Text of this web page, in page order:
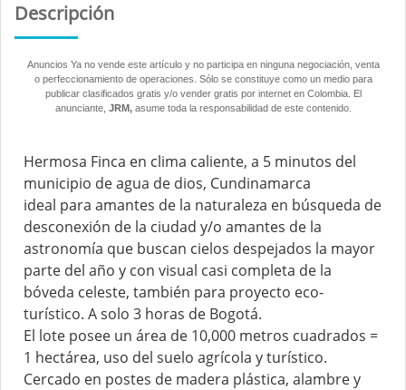
Descripción
Anuncios Ya no vende este artículo y no participa en ninguna negociación, venta
o perfeccionamiento de operaciones. Sólo se constituye como un medio para
publicar clasificados gratis y/o vender gratis por internet en Colombia. El
anunciante, JRM,asume toda la responsabilidad de este contenido.
Hermosa Finca en clima caliente, a 5 minutos del
municipio de agua de dios, Cundinamarca
ideal para amantes de la naturaleza en búsqueda de
desconexión de la ciudad y/o amantes de la
astronomía que buscan cielos despejados la mayor
parte del año y con visual casi completa de la
bóveda celeste, también para proyecto eco-
turístico. A solo 3 horas de Bogotá.
El lote posee un área de 10,000 metros cuadrados =
1 hectárea, uso del suelo agrícola y turístico.
Cercado en postes de madera plástica, alambre y